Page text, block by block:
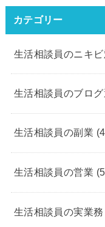
カテゴリー
生活相談員のニキ
生活相談員のブログ
生活相談員の副業
生活相談員の営業
生活相談員の実業務